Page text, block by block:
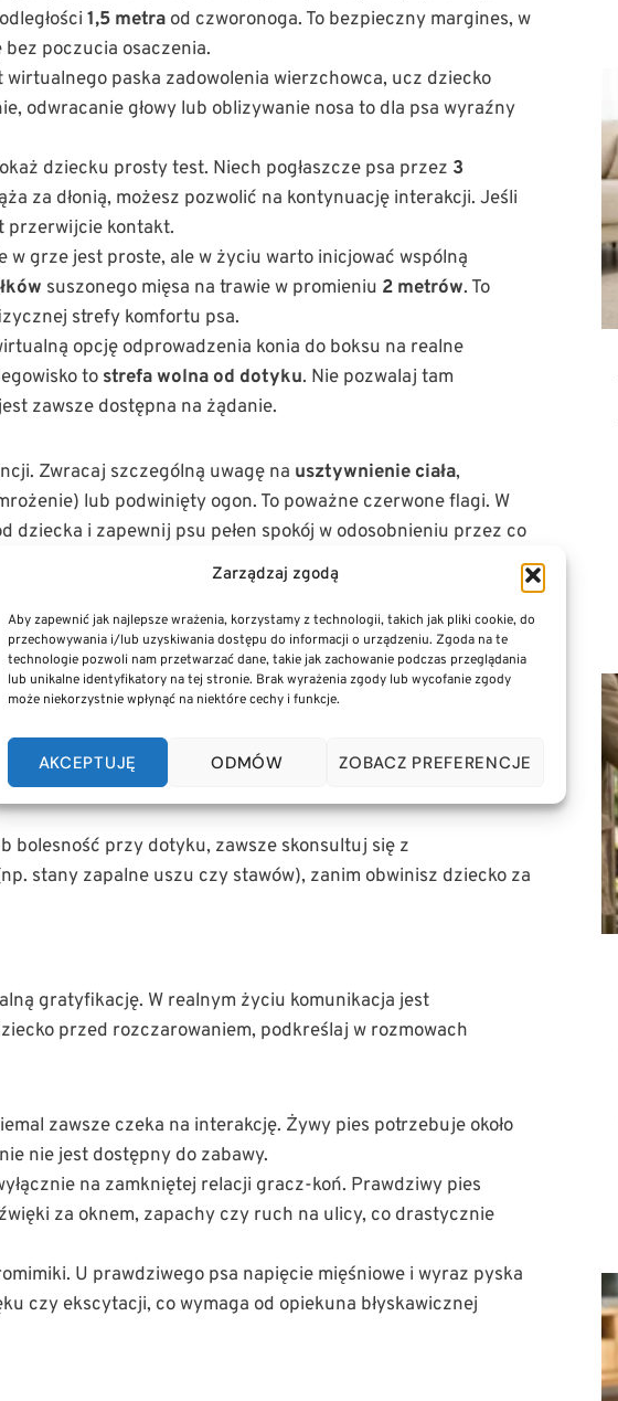
Zarządzaj zgodą
Aby zapewnić jak najlepsze wrażenia, korzystamy z technologii, takich jak pliki cookie, do
przechowywania i/lub uzyskiwania dostępu do informacji o urządzeniu. Zgoda na te
technologie pozwoli nam przetwarzać dane, takie jak zachowanie podczas przeglądania
lub unikalne identyfikatory na tej stronie. Brak wyrażenia zgody lub wycofanie zgody
może niekorzystnie wpłynąć na niektóre cechy i funkcje.
AKCEPTUJĘ ODMÓW ZOBACZ PREFERENCJE
1,5 metra od czworonoga. To bezpieczny margines, w
poczucia osaczenia.
wirtualnego paska zadowolenia wierzchowca, ucz dziecko
odwracanie głowy lub oblizywanie nosa to dla psa wyraźny
dziecku prosty test. Niech pogłaszcze psa przez 3
za dłonią, możesz pozwolić na kontynuację interakcji. Jeśli
przerwijcie kontakt.
w grze jest proste, ale w życiu warto inicjować wspólną
suszonego mięsa na trawie w promieniu 2 metrów. To
strefy komfortu psa.
opcję odprowadzenia konia do boksu na realne
to strefa wolna od dotyku. Nie pozwalaj tam
zawsze dostępna na żądanie.
Zwracaj szczególną uwagę na usztywnienie ciała,
lub podwinięty ogon. To poważne czerwone flagi. W
i zapewnij psu pełen spokój w odosobnieniu przez co
zasady i techniki
PIKSELE W OPIECE NAD PSEM?
zwierzęcia. Kluczowa różnica polega jednak na braku
kończy się zaprogramowaną, liniową animacją. Pies w domu
z powodu zmęczenia, gorszego nastroju lub bólu.
bolesność przy dotyku, zawsze skonsultuj się z
stany zapalne uszu czy stawów), zanim obwinisz dziecko za
gratyfikację. W realnym życiu komunikacja jest
przed rozczarowaniem, podkreślaj w rozmowach
zawsze czeka na interakcję. Żywy pies potrzebuje około
nie jest dostępny do zabawy.
na zamkniętej relacji gracz-koń. Prawdziwy pies
za oknem, zapachy czy ruch na ulicy, co drastycznie
U prawdziwego psa napięcie mięśniowe i wyraz pyska
czy ekscytacji, co wymaga od opiekuna błyskawicznej